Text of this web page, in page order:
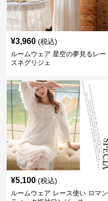
¥3,960 (税込)
ルームウェア 星空の夢見るレー
スネグリジェ
¥5,100 (税込)
ルームウェア レース使い ロマン